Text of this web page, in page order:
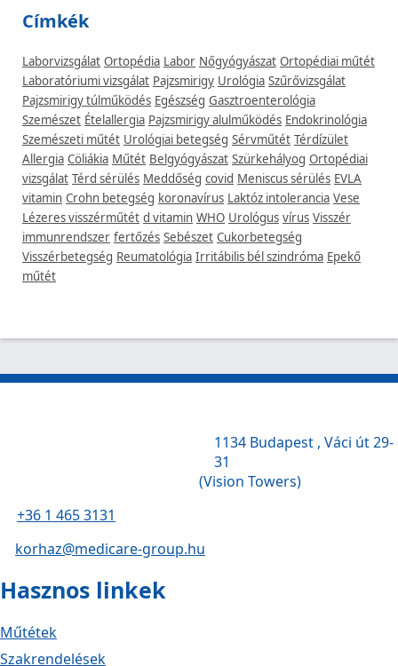
Címkék
Laborvizsgálat Ortopédia Labor Nőgyógyászat Ortopédiai műtét
Laboratóriumi vizsgálat Pajzsmirigy Urológia Szűrővizsgálat
Pajzsmirigy túlműködés Egészség Gasztroenterológia
Szemészet Ételallergia Pajzsmirigy alulműködés Endokrinológia
Szemészeti műtét Urológiai betegség Sérvműtét Térdízület
Allergia Cöliákia Műtét Belgyógyászat Szürkehályog Ortopédiai
vizsgálat Térd sérülés Meddőség covid Meniscus sérülés EVLA
vitamin Crohn betegség koronavírus Laktóz intolerancia Vese
Lézeres visszérműtét d vitamin WHO Urológus vírus Visszér
immunrendszer fertőzés Sebészet Cukorbetegség
Visszérbetegség Reumatológia Irritábilis bél szindróma Epekő
műtét
1134 Budapest , Váci út 29-
31
(Vision Towers)
+36 1 465 3131
korhaz@medicare-group.hu
Hasznos linkek
Műtétek
Szakrendelések